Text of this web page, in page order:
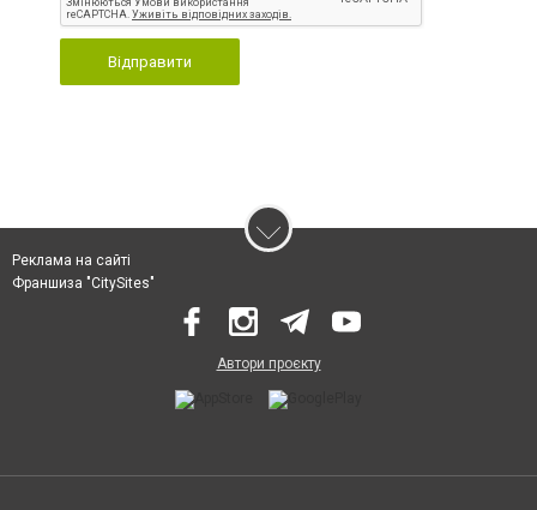
Відправити
Реклама на сайті
Франшиза "CitySites"
Автори проєкту